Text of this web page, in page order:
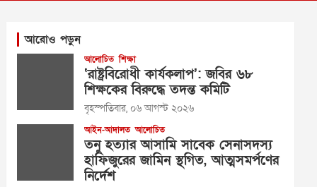
আরোও পড়ুন
আলোচিত শিক্ষা
‘রাষ্ট্রবিরোধী কার্যকলাপ’: জবির ৬৮
শিক্ষকের বিরুদ্ধে তদন্ত কমিটি
বৃহস্পতিবার, ০৬ আগস্ট ২০২৬
আইন-আদালত আলোচিত
তনু হত্যার আসামি সাবেক সেনাসদস্য
হাফিজুরের জামিন স্থগিত, আত্মসমর্পণের
নির্দেশ